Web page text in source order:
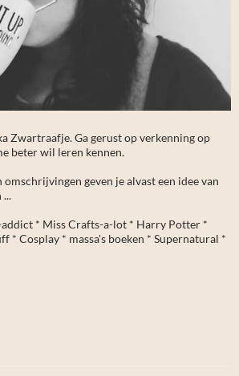
Zwartraafje. Ga gerust op verkenning op
beter wil leren kennen.
geven je alvast een idee van
* Miss Crafts-a-lot * Harry Potter *
* Cosplay * massa's boeken * Supernatural *